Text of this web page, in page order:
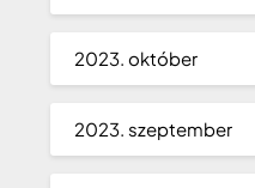
2023. október
2023. szeptember